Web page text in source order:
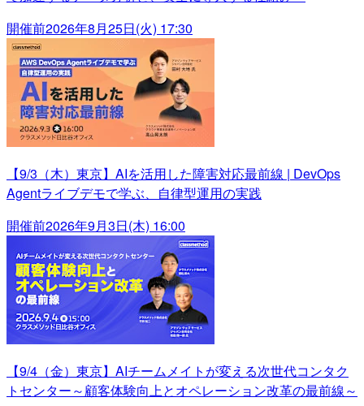
開催前2026年8月25日(火) 17:30
【9/3（木）東京】AIを活用した障害対応最前線 | DevOps
Agentライブデモで学ぶ、自律型運用の実践
開催前2026年9月3日(木) 16:00
【9/4（金）東京】AIチームメイトが変える次世代コンタク
トセンター～顧客体験向上とオペレーション改革の最前線～